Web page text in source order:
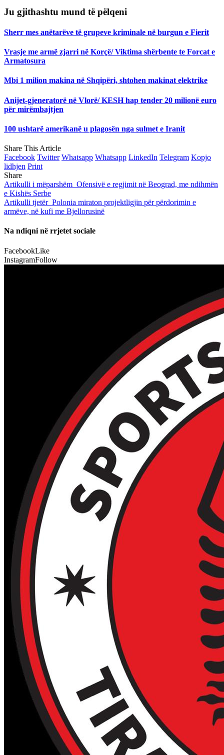
Ju gjithashtu mund të pëlqeni
Sherr mes anëtarëve të grupeve kriminale në burgun e Fierit
Vrasje me armë zjarri në Korçë/ Viktima shërbente te Forcat e
Armatosura
Mbi 1 milion makina në Shqipëri, shtohen makinat elektrike
Anijet-gjeneratorë në Vlorë/ KESH hap tender 20 milionë euro
për mirëmbajtjen
100 ushtarë amerikanë u plagosën nga sulmet e Iranit
Share This Article
Facebook Twitter Whatsapp Whatsapp LinkedIn Telegram Kopjo
lidhjen Print
Share
Artikulli i mëparshëm Ofensivë e regjimit në Beograd, me ndihmën
e Kishës Serbe
Artikulli tjetër Polonia miraton projektligjin për përdorimin e
armëve, në kufi me Bjellorusinë
Na ndiqni në rrjetet sociale
FacebookLike
InstagramFollow